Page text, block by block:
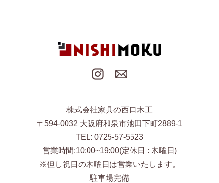
株式会社家具の西口木工
〒594-0032 大阪府和泉市池田下町2889-1
TEL: 0725-57-5523
営業時間:10:00~19:00(定休日 : 木曜日)
※但し祝日の木曜日は営業いたします。
駐車場完備